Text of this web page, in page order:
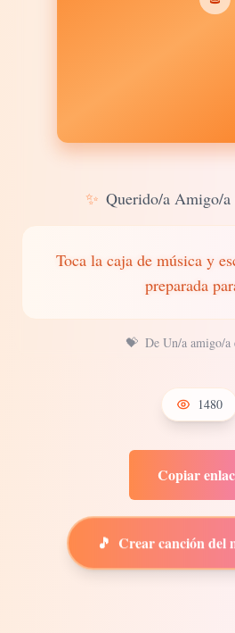
✨ Querido/a Amigo/a
Toca la caja de música y
preparada
💝 De Un/a amigo/a
1480
Copiar
🎵 Crear canción del